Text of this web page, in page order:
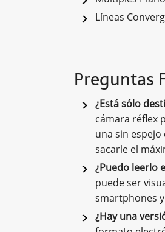
Líneas
Preguntas
¿Está sólo
cámara réflex
una sin
sacarle el
¿Puedo leerlo
puede ser
smartphones
¿Hay una